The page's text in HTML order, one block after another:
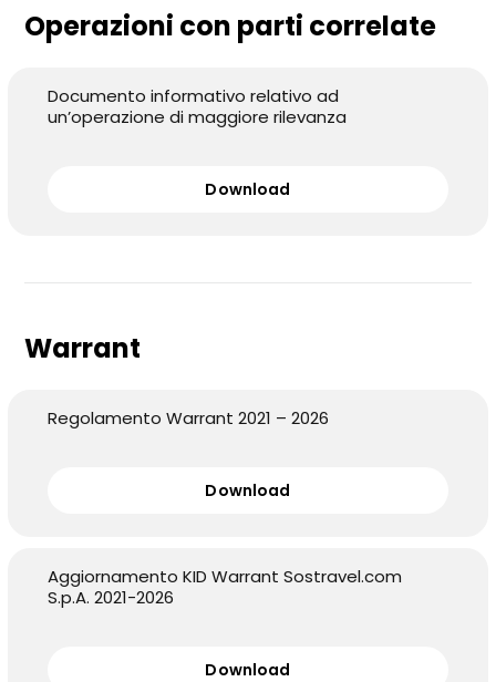
Operazioni con parti correlate
Documento informativo relativo ad
un’operazione di maggiore rilevanza
Download
Warrant
Regolamento Warrant 2021 – 2026
Download
Aggiornamento KID Warrant Sostravel.com
S.p.A. 2021-2026
Download